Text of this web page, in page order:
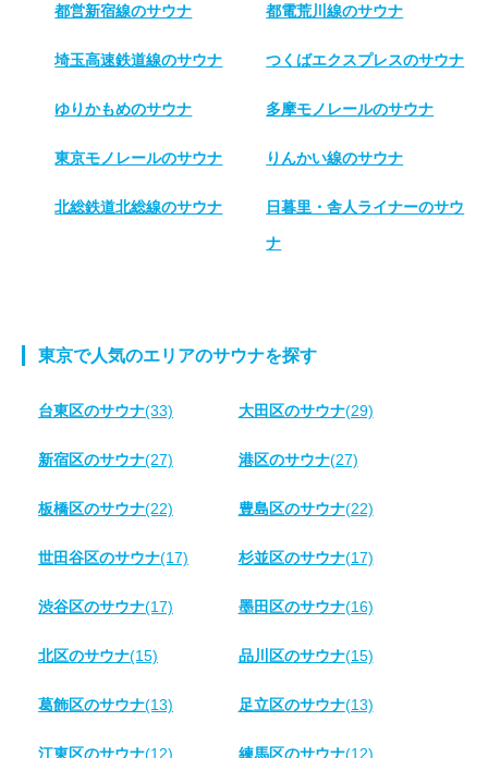
都営新宿線のサウナ 都電荒川線のサウナ
埼玉高速鉄道線のサウナ つくばエクスプレスのサウナ
ゆりかもめのサウナ 多摩モノレールのサウナ
東京モノレールのサウナ りんかい線のサウナ
北総鉄道北総線のサウナ 日暮里・舎人ライナーのサウ
ナ
東京で人気のエリアのサウナを探す
台東区のサウナ(33) 大田区のサウナ(29)
新宿区のサウナ(27) 港区のサウナ(27)
板橋区のサウナ(22) 豊島区のサウナ(22)
世田谷区のサウナ(17) 杉並区のサウナ(17)
渋谷区のサウナ(17) 墨田区のサウナ(16)
北区のサウナ(15) 品川区のサウナ(15)
葛飾区のサウナ(13) 足立区のサウナ(13)
江東区のサウナ(12) 練馬区のサウナ(12)